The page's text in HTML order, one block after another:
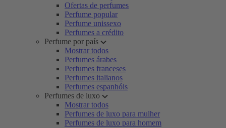
Ofertas de perfumes
Perfume popular
Perfume unissexo
Perfumes a crédito
Perfume por país
Mostrar todos
Perfumes árabes
Perfumes franceses
Perfumes italianos
Perfumes espanhóis
Perfumes de luxo
Mostrar todos
Perfumes de luxo para mulher
Perfumes de luxo para homem